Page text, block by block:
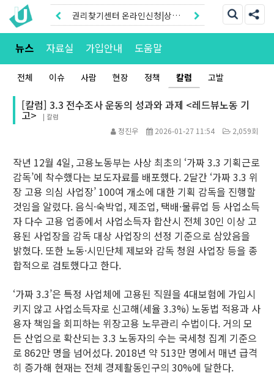
권리찾기센터 온라인신청|상담
톡
권리찾기유니온 조합원|후원안
뉴스 자료실 가입안내 도움말
전체 이슈 사람 현장 정책 칼럼 고발
[칼럼] 3.3 전수조사 운동의 성과와 과제 <레드뷰노동 기
고> | 칼럼
정진우 2026-01-27 11:54 2,059회
작년 12월 4일, 고용노동부는 사상 최초의 ‘가짜 3.3 기획근로
감독’에 착수했다는 보도자료를 배포했다. 2달간 ‘가짜 3.3 위
장 고용 의심 사업장’ 100여 개소에 대한 기획 감독을 진행할
것임을 알렸다. 음식·숙박업, 제조업, 택배·물류업 등 사업소득
자 다수 고용 업종에서 사업소득자 합산시 전체 30인 이상 고
용된 사업장을 감독 대상 사업장의 선정 기준으로 삼았음을
밝혔다. 또한 노동·시민단체 제보와 감독 청원 사업장 등을 종
합적으로 검토했다고 한다.
‘가짜 3.3’은 특정 사업체에 고용된 직원을 4대보험에 가입시
키지 않고 사업소득자로 신고해(세율 3.3%) 노동법 적용과 사
용자 책임을 회피하는 위장고용 노무관리 수법이다. 거의 모
든 산업으로 확산되는 3.3 노동자의 수는 국세청 집계 기준으
로 862만 명을 넘어섰다. 2018년 약 513만 명에서 매년 급격
히 증가해 현재는 전체 경제활동인구의 30%에 달한다.